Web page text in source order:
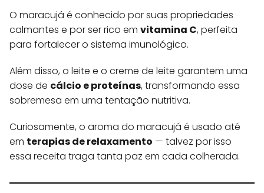
O maracujá é conhecido por suas propriedades
calmantes e por ser rico em vitamina C, perfeita
para fortalecer o sistema imunológico.
Além disso, o leite e o creme de leite garantem uma
dose de cálcio e proteínas, transformando essa
sobremesa em uma tentação nutritiva.
Curiosamente, o aroma do maracujá é usado até
em terapias de relaxamento — talvez por isso
essa receita traga tanta paz em cada colherada.